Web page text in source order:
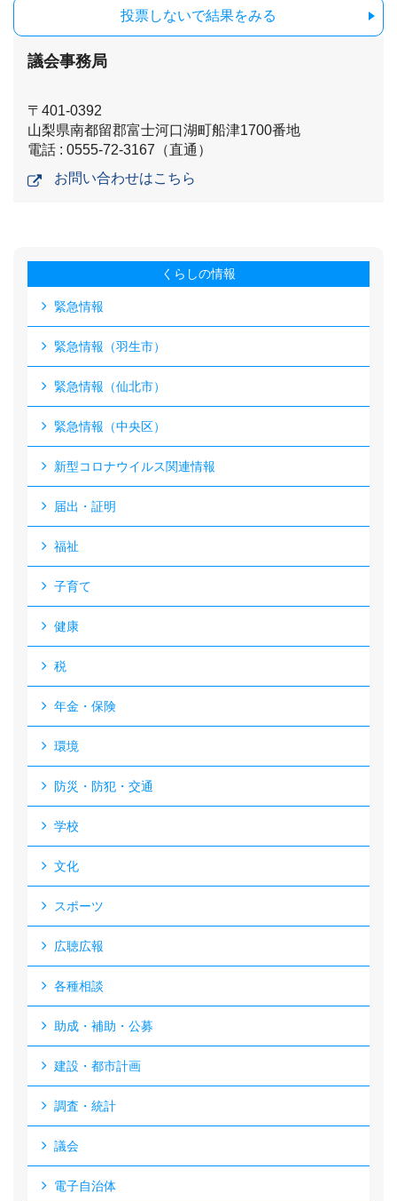
投票しないで結果をみる
議会事務局
〒401-0392
山梨県南都留郡富士河口湖町船津1700番地
電話 : 0555-72-3167（直通）
お問い合わせはこちら
くらしの情報
緊急情報
緊急情報（羽生市）
緊急情報（仙北市）
緊急情報（中央区）
新型コロナウイルス関連情報
届出・証明
福祉
子育て
健康
税
年金・保険
環境
防災・防犯・交通
学校
文化
スポーツ
広聴広報
各種相談
助成・補助・公募
建設・都市計画
調査・統計
議会
電子自治体